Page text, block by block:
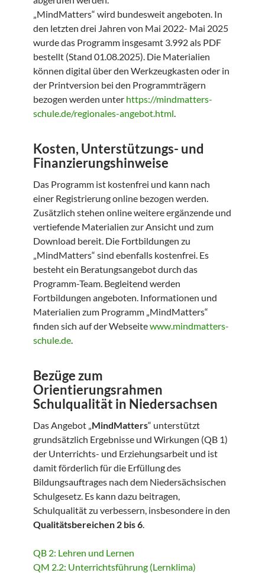
„MindMatters“ wird bundesweit angeboten. In
den letzten drei Jahren von Mai 2022- Mai 2025
wurde das Programm insgesamt 3.992 als PDF
bestellt (Stand 01.08.2025). Die Materialien
können digital über den Werkzeugkasten oder in
der Printversion bei den Programmträgern
bezogen werden unter https://mindmatters-
schule.de/regionales-angebot.html
Kosten, Unterstützungs- und
Finanzierungshinweise
Das Programm ist kostenfrei und kann nach
einer Registrierung online bezogen werden.
Zusätzlich stehen online weitere ergänzende und
vertiefende Materialien zur Ansicht und zum
Download bereit. Die Fortbildungen zu
„MindMatters“ sind ebenfalls kostenfrei. Es
besteht ein Beratungsangebot durch das
Programm-Team. Begleitend werden
Fortbildungen angeboten. Informationen und
Materialien zum Programm „MindMatters“
finden sich auf der Webseitewww.mindmatters-
schule.de
Bezüge zum
Orientierungsrahmen
Schulqualität in Niedersachsen
Das Angebot „ MindMatters“ unterstützt
grundsätzlich Ergebnisse und Wirkungen (QB 1)
der Unterrichts- und Erziehungsarbeit und ist
damit förderlich für die Erfüllung des
Bildungsauftrages nach dem Niedersächsischen
Schulgesetz. Es kann dazu beitragen,
Schulqualität zu verbessern, insbesondere in den
Qualitätsbereichen 2 bis 6
QB 2: Lehren und Lernen
QM 2.2: Unterrichtsführung (Lernklima)